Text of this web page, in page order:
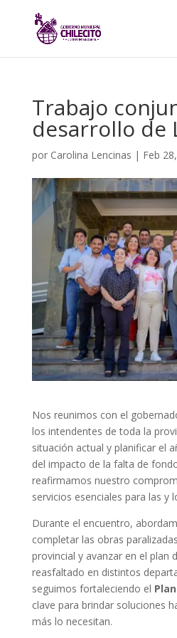
Trabajo
desarrollo de
por Carolina Lencinas | Feb
Nos reunimos con el
los intendentes de toda la
situación actual y planificar el
del impacto de la falta de
reafirmamos nuestro
servicios esenciales para las y
Durante el encuentro,
completar las obras
provincial y avanzar en el plan
reasfaltado en distintos
seguimos fortaleciendo el
clave para brindar soluciones
más lo necesitan.